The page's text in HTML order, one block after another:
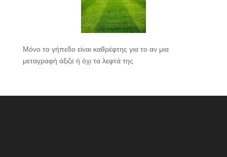
Μόνο το γήπεδο είναι καθρέφτης για το αν μια
μεταγραφή άξιζε ή όχι τα λεφτά της